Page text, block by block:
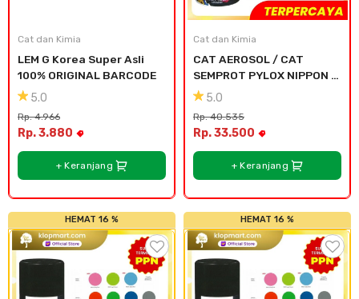
Plafon & Partisi
Sanitari & Aksesorisnya
Peralatan & Perkakas
Aksesoris Perabot
Scaffolding
Konstruksi
Besi Profil & Plat
Besi Profil & Baja
Semen & Sejenisnya
Sistem Elektrikal
Pompa dan Pipa
Cat dan Kimia
LEM G Korea Super Asli
100% ORIGINAL BARCODE
5.0
Rp. 4.966
Rp. 3.880
+ Keranjang
Cat dan Kimia
CAT AEROSOL / CAT
SEMPROT PYLOX NIPPON
PAINT - SEMUA WARNA
5.0
Rp. 40.535
Rp. 33.500
+ Keranjang
HEMAT 16 % HEMAT 16 %